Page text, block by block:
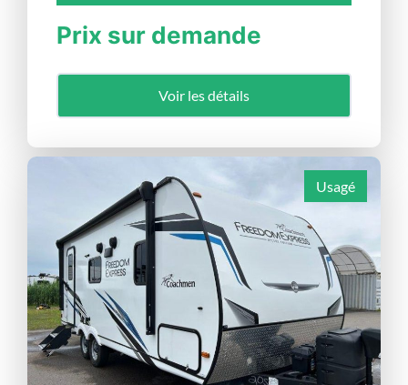
Prix sur demande
Voir les détails
Usagé